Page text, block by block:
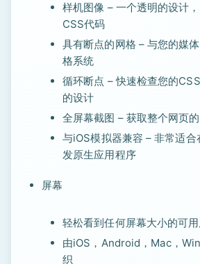
样机图像 – 一个透明的设计
CSS代码
具有断点的网格 – 与您的媒
格系统
循环断点 – 快速检查您的
的设计
全屏幕截图 – 获取整个网页
与iOS模拟器兼容 – 非常适
发原生应用程序
屏幕
轻松看到任何屏幕大小的可
由iOS，Android，Mac，
织